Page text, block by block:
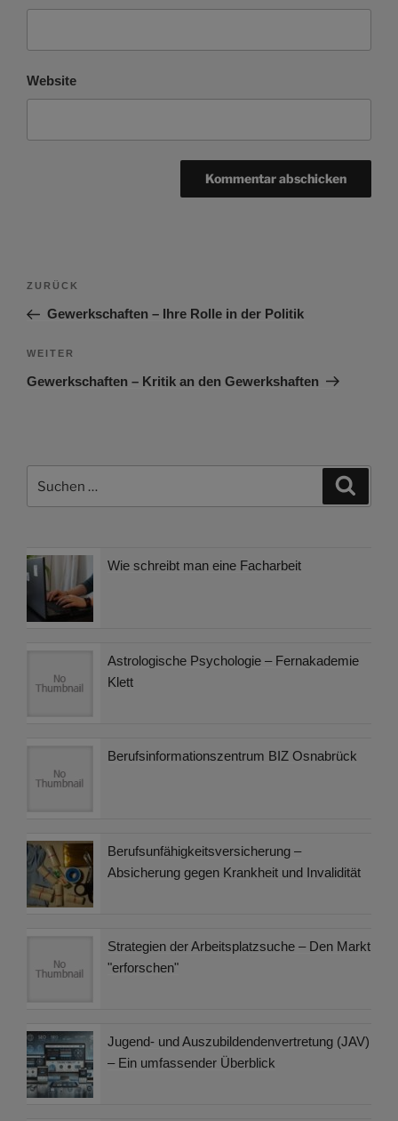
Website
Beitragsnavigation
Vorheriger
Beitrag
ZURÜCK
Gewerkschaften – Ihre Rolle in der Politik
Nächster
Beitrag
WEITER
Gewerkschaften – Kritik an den Gewerkshaften
nach:
Wie schreibt man eine Facharbeit
Astrologische Psychologie – Fernakademie
Klett
Berufsinformationszentrum BIZ Osnabrück
Berufsunfähigkeitsversicherung –
Absicherung gegen Krankheit und Invalidität
Strategien der Arbeitsplatzsuche – Den Markt
"erforschen"
Jugend- und Auszubildendenvertretung (JAV)
– Ein umfassender Überblick